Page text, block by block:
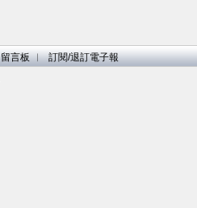
留言板 ︱ 訂閱/退訂電子報